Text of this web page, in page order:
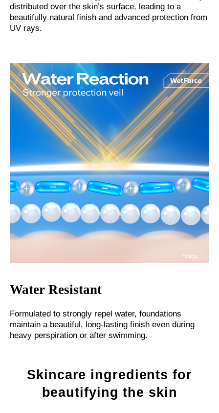
distributed over the skin’s surface, leading to a
beautifully natural finish and advanced protection from
UV rays.
Water Resistant
Formulated to strongly repel water, foundations
maintain a beautiful, long-lasting finish even during
heavy perspiration or after swimming.
Skincare ingredients for
beautifying the skin